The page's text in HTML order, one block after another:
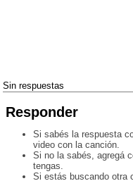
Sin respuestas
Responder
Si sabés la respuesta
video con la canción.
Si no la sabés, agregá
tengas.
Si estás buscando otra